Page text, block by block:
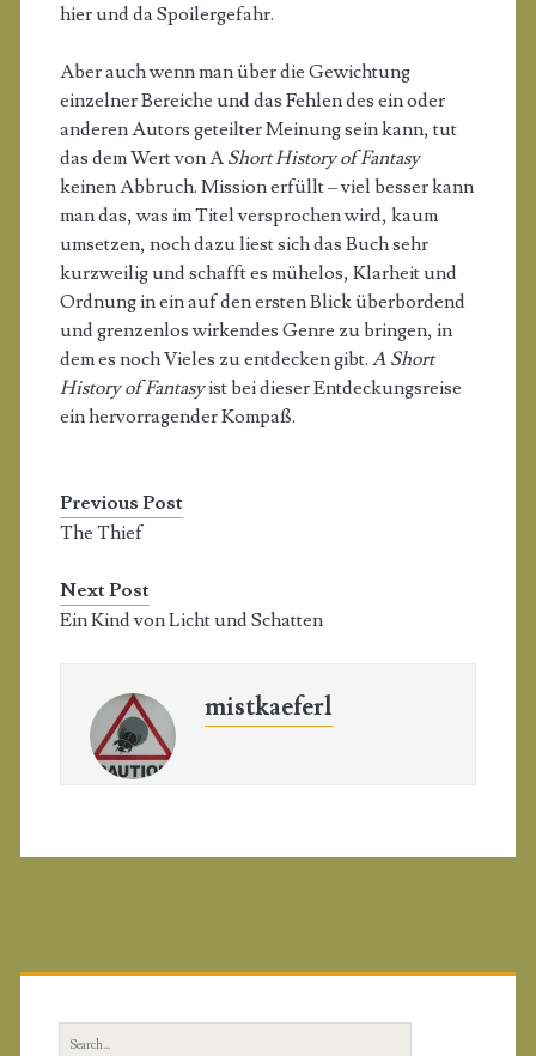
hier und da Spoilergefahr.
Aber auch wenn man über die Gewichtung
einzelner Bereiche und das Fehlen des ein oder
anderen Autors geteilter Meinung sein kann, tut
das dem Wert von AShort History of Fantasy
keinen Abbruch. Mission erfüllt – viel besser kann
man das, was im Titel versprochen wird, kaum
umsetzen, noch dazu liest sich das Buch sehr
kurzweilig und schafft es mühelos, Klarheit und
Ordnung in ein auf den ersten Blick überbordend
und grenzenlos wirkendes Genre zu bringen, in
dem es noch Vieles zu entdecken gibt. A Short
History of Fantasyist bei dieser Entdeckungsreise
ein hervorragender Kompaß.
Previous Post
The Thief
Next Post
Ein Kind von Licht und Schatten
mistkaeferl
P